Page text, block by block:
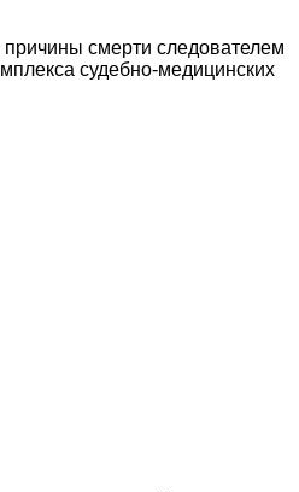
смерти следователем
судебно-медицинских